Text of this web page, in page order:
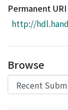
Permanent
http://
Browse